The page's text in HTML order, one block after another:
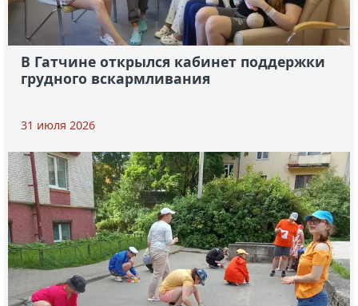
В Гатчине открылся кабинет поддержки
грудного вскармливания
31 июля 2026